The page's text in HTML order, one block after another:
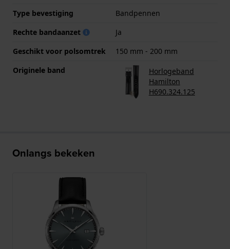
Type bevestiging
Bandpennen
Rechte bandaanzet
Ja
Geschikt voor polsomtrek
150 mm - 200 mm
Originele band
Horlogeband
Hamilton
H690.324.125
Onlangs bekeken